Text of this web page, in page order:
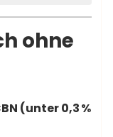
ohne
(unter 0,3 %